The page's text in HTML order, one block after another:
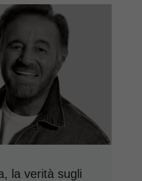
la verità sugli